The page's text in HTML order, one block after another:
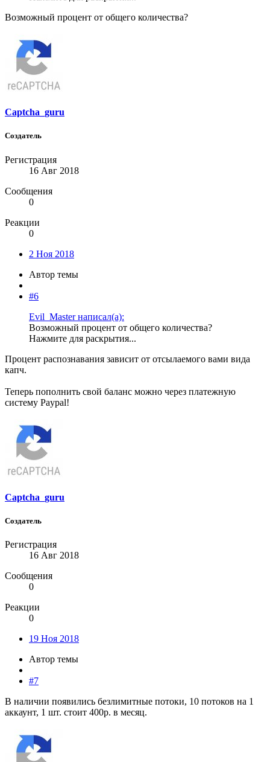
Возможный процент от общего количества?
Captcha_guru
Создатель
Регистрация
16 Авг 2018
Сообщения
0
Реакции
0
2 Ноя 2018
Автор темы
#6
Evil_Master написал(а):
Возможный процент от общего количества?
Нажмите для раскрытия...
Процент распознавания зависит от отсылаемого вами вида
капч.
Теперь пополнить свой баланс можно через платежную
систему Paypal!
Captcha_guru
Создатель
Регистрация
16 Авг 2018
Сообщения
0
Реакции
0
19 Ноя 2018
Автор темы
#7
В наличии появились безлимитные потоки, 10 потоков на 1
аккаунт, 1 шт. стоит 400р. в месяц.